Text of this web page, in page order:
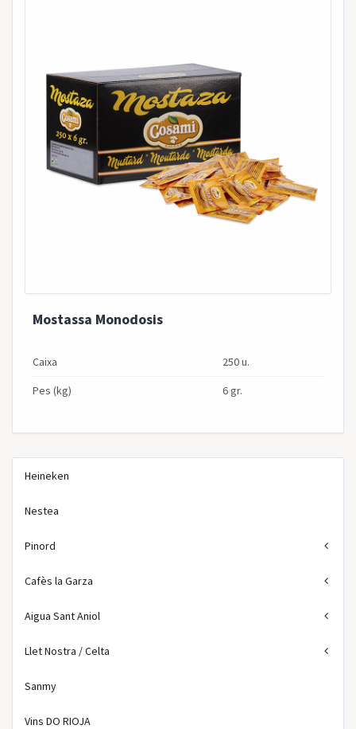
Mostassa Monodosis
Caixa
250 u.
Pes (kg)
6 gr.
Heineken
Nestea
Pinord
Cafès la Garza
Aigua Sant Aniol
Llet Nostra / Celta
Sanmy
Vins DO RIOJA